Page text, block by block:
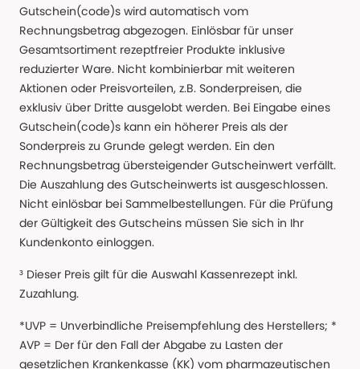
Gutschein(code)s wird automatisch vom
Rechnungsbetrag abgezogen. Einlösbar für unser
Gesamtsortiment rezeptfreier Produkte inklusive
reduzierter Ware. Nicht kombinierbar mit weiteren
Aktionen oder Preisvorteilen, z.B. Sonderpreisen, die
exklusiv über Dritte ausgelobt werden. Bei Eingabe eines
Gutschein(code)s kann ein höherer Preis als der
Sonderpreis zu Grunde gelegt werden. Ein den
Rechnungsbetrag übersteigender Gutscheinwert verfällt.
Die Auszahlung des Gutscheinwerts ist ausgeschlossen.
Nicht einlösbar bei Sammelbestellungen. Für die Prüfung
der Gültigkeit des Gutscheins müssen Sie sich in Ihr
Kundenkonto einloggen.
³ Dieser Preis gilt für die Auswahl Kassenrezept inkl.
Zuzahlung.
*UVP = Unverbindliche Preisempfehlung des Herstellers; *
AVP = Der für den Fall der Abgabe zu Lasten der
gesetzlichen Krankenkasse (KK) vom pharmazeutischen